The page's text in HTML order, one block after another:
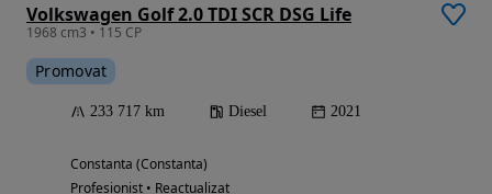
Volkswagen Golf 2.0 TDI SCR DSG Life
1968 cm3 • 115 CP
Promovat
233 717 km Diesel 2021
Constanta (Constanta)
Profesionist • Reactualizat